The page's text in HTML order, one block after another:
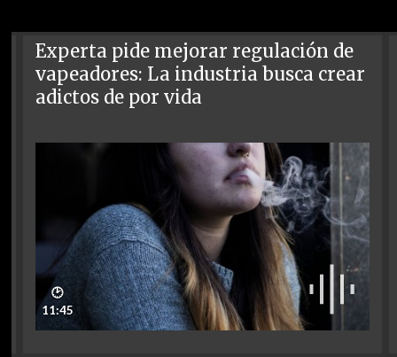
Experta pide mejorar regulación de
vapeadores: La industria busca crear
adictos de por vida
🕑
11:45